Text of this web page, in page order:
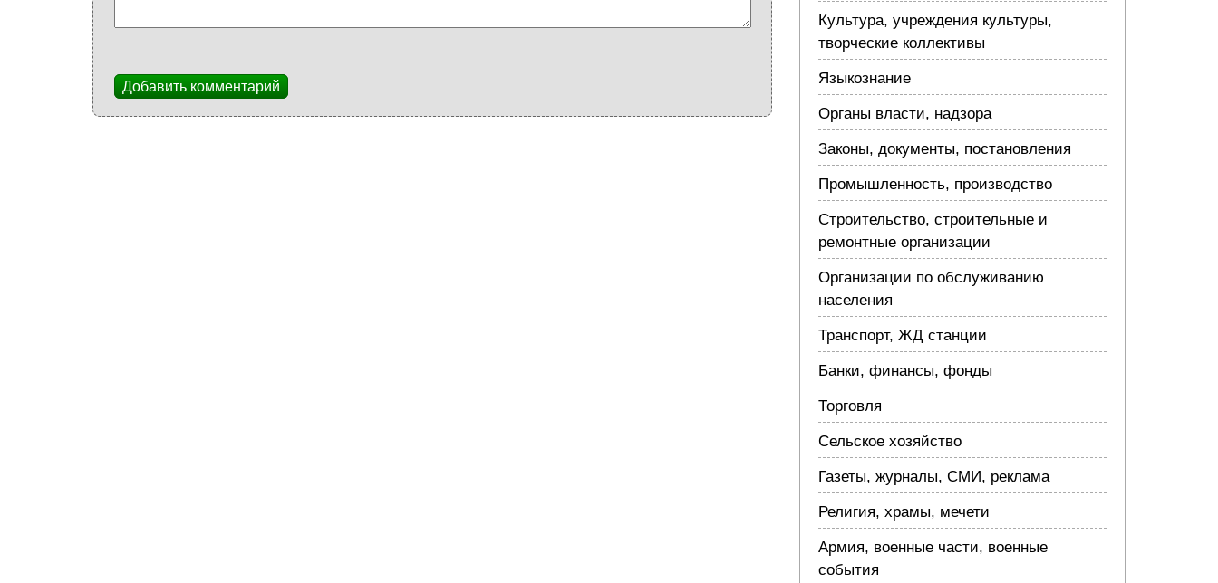
Добавить комментарий
Культура, учреждения культуры,
творческие коллективы
Языкознание
Органы власти, надзора
Законы, документы, постановления
Промышленность, производство
Строительство, строительные и
ремонтные организации
Организации по обслуживанию
населения
Транспорт, ЖД станции
Банки, финансы, фонды
Торговля
Сельское хозяйство
Газеты, журналы, СМИ, реклама
Религия, храмы, мечети
Армия, военные части, военные
события